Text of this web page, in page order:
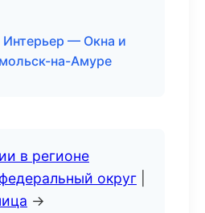
— Окна и
на-Амуре
в регионе
округ
→